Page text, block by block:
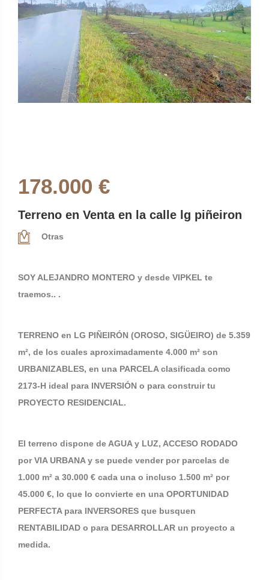
178.000 €
Terreno en Venta en la calle lg piñeiron
Otras
SOY ALEJANDRO MONTERO y desde VIPKEL te
traemos.. .
TERRENO en LG PIÑEIRÓN (OROSO, SIGÜEIRO) de 5.359
m², de los cuales aproximadamente 4.000 m² son
URBANIZABLES, en una PARCELA clasificada como
2173-H ideal para INVERSIÓN o para construir tu
PROYECTO RESIDENCIAL.
El terreno dispone de AGUA y LUZ, ACCESO RODADO
por VIA URBANA y se puede vender por parcelas de
1.000 m² a 30.000 € cada una o incluso 1.500 m² por
45.000 €, lo que lo convierte en una OPORTUNIDAD
PERFECTA para INVERSORES que busquen
RENTABILIDAD o para DESARROLLAR un proyecto a
medida.